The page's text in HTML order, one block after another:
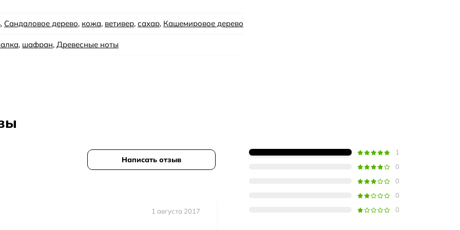
, Сандаловое дерево, кожа, ветивер, сахар, Кашемировое дерево
, шафран, Древесные ноты
1
0
0
0
0
Написать отзыв
1 августа 2017